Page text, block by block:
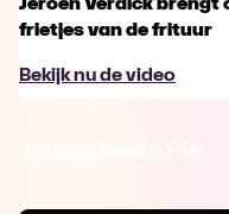
Jeroen Verdick brengt
frietjes van de frituur
Bekijk nu de video